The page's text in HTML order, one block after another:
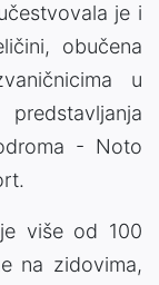
je i
obučena
u
- Noto
više od 100
na zidovima,